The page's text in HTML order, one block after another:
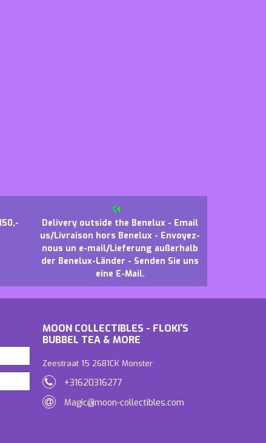
Delivery outside the Benelux - Email
us/Livraison hors Benelux - Envoyez-
nous un e-mail/Lieferung außerhalb
der Benelux-Länder - Senden Sie uns
eine E-Mail.
MOON COLLECTIBLES - FLOKI'S
BUBBEL TEA & MORE
Zeestraat 15 2681CK Monster
+31620316277
Magic@moon-collectibles.com